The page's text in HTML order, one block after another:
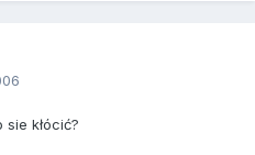
kłócić?